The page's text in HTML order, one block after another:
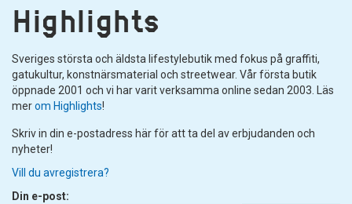
Highlights
Sveriges största och äldsta lifestylebutik med fokus på graffiti,
gatukultur, konstnärsmaterial och streetwear. Vår första butik
öppnade 2001 och vi har varit verksamma online sedan 2003. Läs
merom Highlights!
Skriv in din e-postadress här för att ta del av erbjudanden och
nyheter!
Vill du avregistrera?
Din e-post: